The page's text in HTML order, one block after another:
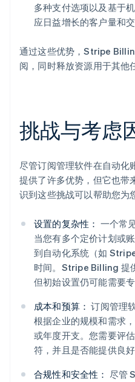
多种支付选项以及基于
应日益增长的客户量和交
通过这些优势，Stripe
阅，同时释放资源用于其他
挑战与考虑
尽管订阅管理软件在自动化
提供了许多优势，但它也带
识到这些挑战可以帮助您为
设置的复杂性： 一个常
当您有多个定价计划或
到自动化系统（如
时间。Stripe Billing 提
但初始设置仍可能需要专
成本和预算： 订阅管理
根据企业的规模和需求
或年度开支。您需要评
符，并且是否能提供良好
合规性和安全性： 尽管